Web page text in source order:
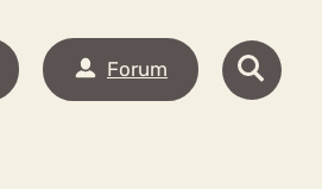
Forum